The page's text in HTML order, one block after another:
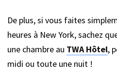
De plus, si vous faites
heures à New York, sachez
une chambre au TWA Hôtel,
midi ou toute une nuit !